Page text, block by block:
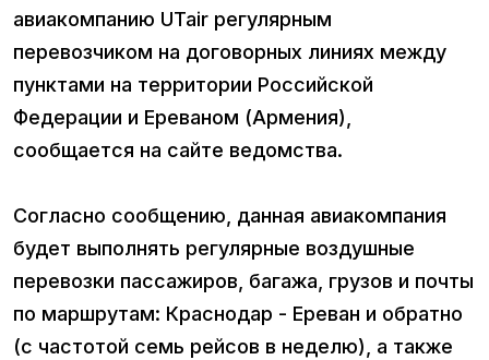
авиакомпанию UTair регулярным
перевозчиком на договорных линиях между
пунктами на территории Российской
Федерации и Ереваном (Армения),
сообщается на сайте ведомства.
Согласно сообщению, данная авиакомпания
будет выполнять регулярные воздушные
перевозки пассажиров, багажа, грузов и почты
по маршрутам: Краснодар - Ереван и обратно
(с частотой семь рейсов в неделю), а также